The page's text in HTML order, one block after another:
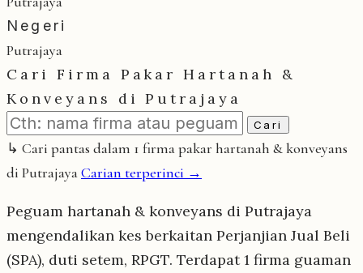
Negeri
Putrajaya
Cari Firma Pakar Hartanah &
Konveyans di Putrajaya
Cari
↳ Cari pantas dalam 1 firma pakar hartanah & konveyans
di PutrajayaCarian terperinci →
Peguam hartanah & konveyans di Putrajaya
mengendalikan kes berkaitan Perjanjian Jual Beli
(SPA), duti setem, RPGT. Terdapat 1 firma guaman